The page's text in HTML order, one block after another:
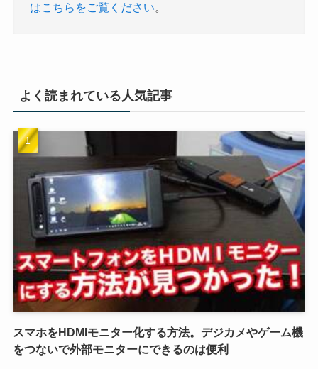
はこちらをご覧ください。
よく読まれている人気記事
スマホをHDMIモニター化する方法。デジカメやゲーム機
をつないで外部モニターにできるのは便利